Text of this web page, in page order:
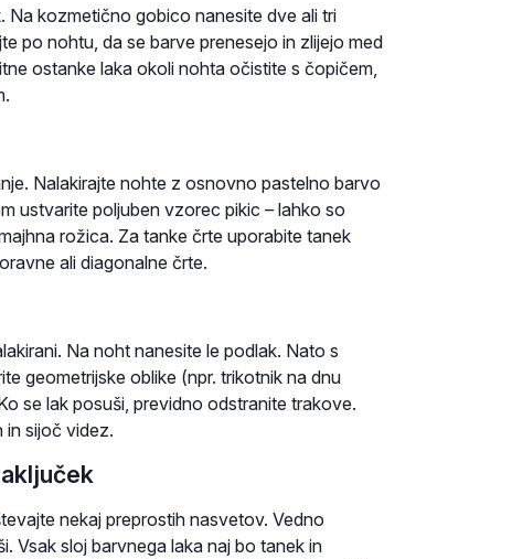
Na kozmetično gobico nanesite dve ali tri
po nohtu, da se barve prenesejo in zlijejo med
ostanke laka okoli nohta očistite s čopičem,
Nalakirajte nohte z osnovno pastelno barvo
ustvarite poljuben vzorec pikic – lahko so
rožica. Za tanke črte uporabite tanek
ali diagonalne črte.
Na noht nanesite le podlak. Nato s
geometrijske oblike (npr. trikotnik na dnu
se lak posuši, previdno odstranite trakove.
in sijoč videz.
nekaj preprostih nasvetov. Vedno
Vsak sloj barvnega laka naj bo tanek in